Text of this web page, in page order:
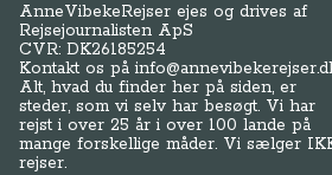
AnneVibekeRejser ejes og drives af
Rejsejournalisten ApS
CVR: DK26185254
Kontakt os på
Alt, hvad du finder her på siden, er
steder, som vi selv har besøgt. Vi har
rejst i over 25 år i over 100 lande på
mange forskellige måder. Vi sælger
rejser.